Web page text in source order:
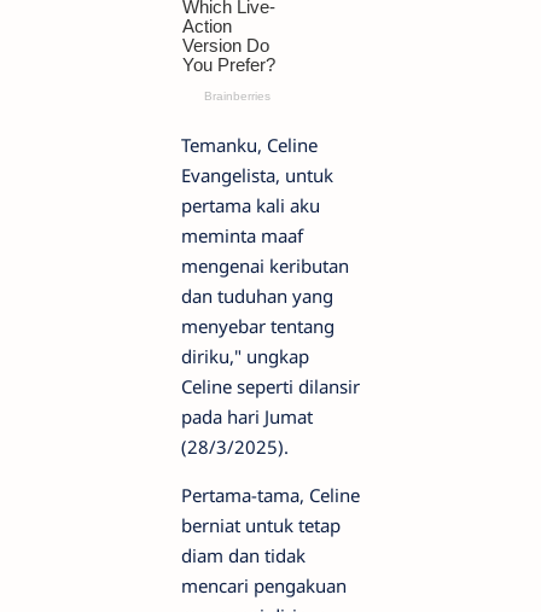
Temanku, Celine
Evangelista, untuk
pertama kali aku
meminta maaf
mengenai keributan
dan tuduhan yang
menyebar tentang
diriku," ungkap
Celine seperti dilansir
pada hari Jumat
(28/3/2025).
Pertama-tama, Celine
berniat untuk tetap
diam dan tidak
mencari pengakuan